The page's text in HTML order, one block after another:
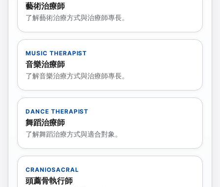
藝術治療師
了解藝術治療方式與治療師專長。
MUSIC THERAPIST
音樂治療師
了解音樂治療方式與治療師專長。
DANCE THERAPIST
舞蹈治療師
了解舞蹈治療方式與適合對象。
CRANIOSACRAL
頭薦骨執行師